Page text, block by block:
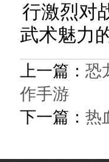
行激烈对
武术魅力
上一篇： 恐
作手游
下一篇： 热